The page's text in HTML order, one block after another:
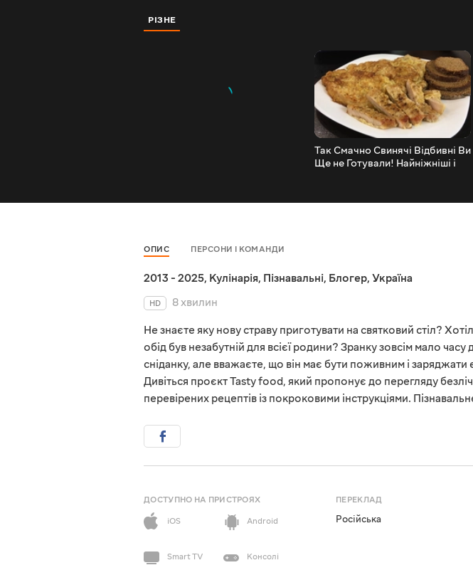
РІЗНЕ
Так Смачно Свинячі Відбивні Ви
Ще не Готували! Найніжніші і
ОПИС ПЕРСОНИ І КОМАНДИ
2013 - 2025, Кулінарія, Пізнавальні, Блогер, Україна
HD
8 хвилин
Не знаєте яку нову страву приготувати на святковий стіл?
обід був незабутній для всієї родини? Зранку зовсім мало часу
сніданку, але вважаєте, що він має бути поживним і заряджати
Дивіться проєкт Tasty food, який пропонує до перегляду
перевірених рецептів із покроковими інструкціями.
ДОСТУПНО НА ПРИСТРОЯХ
iOS
Android
Smart TV Консолі
ПЕРЕКЛАД
Російська